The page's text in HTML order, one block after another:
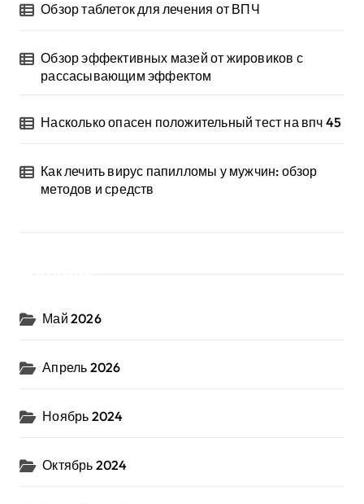
Обзор таблеток для лечения от ВПЧ
Обзор эффективных мазей от жировиков с
рассасывающим эффектом
Насколько опасен положительный тест на впч 45
Как лечить вирус папилломы у мужчин: обзор
методов и средств
Май 2026
Апрель 2026
Ноябрь 2024
Октябрь 2024